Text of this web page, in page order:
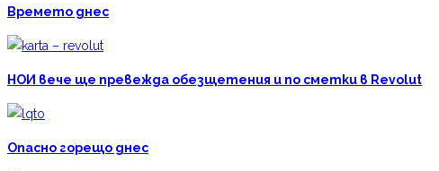
Времето днес
НОИ вече ще превежда обезщетения и по сметки в Revolut
Опасно горещо днес